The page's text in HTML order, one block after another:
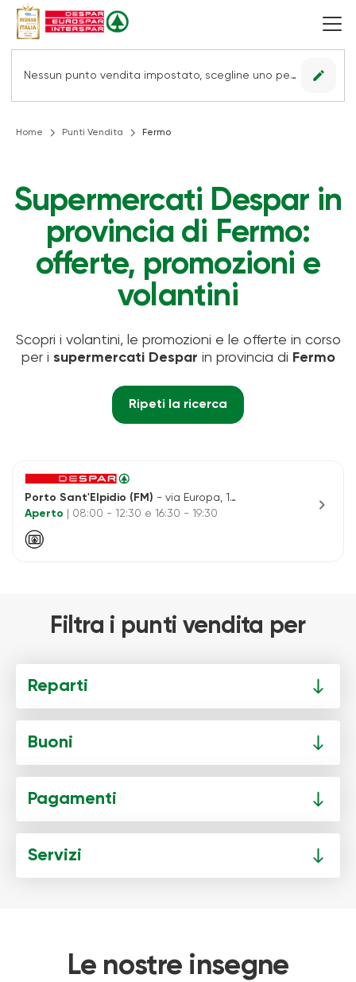
Nessun punto vendita impostato, scegline uno per vedere le offerte. edit
Home Punti Vendita Fermo
Supermercati Despar in
provincia di Fermo:
offerte, promozioni e
volantini
Scopri i volantini, le promozioni e le offerte in corso
per i supermercati Despar in provincia di Fermo
Ripeti la ricerca
Porto Sant'Elpidio (FM) - via Europa, 100
Aperto
| 08:00 - 12:30 e 16:30 - 19:30 chevron_right
Filtra i punti vendita per
Reparti
Buoni
Pagamenti
Servizi
Le nostre insegne